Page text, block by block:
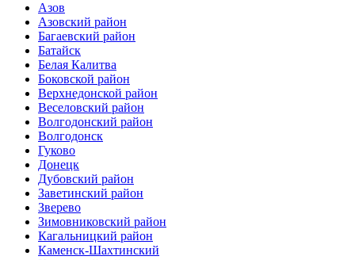
Азов
Азовский район
Багаевский район
Батайск
Белая Калитва
Боковской район
Верхнедонской район
Веселовский район
Волгодонский район
Волгодонск
Гуково
Донецк
Дубовский район
Заветинский район
Зверево
Зимовниковский район
Кагальницкий район
Каменск-Шахтинский